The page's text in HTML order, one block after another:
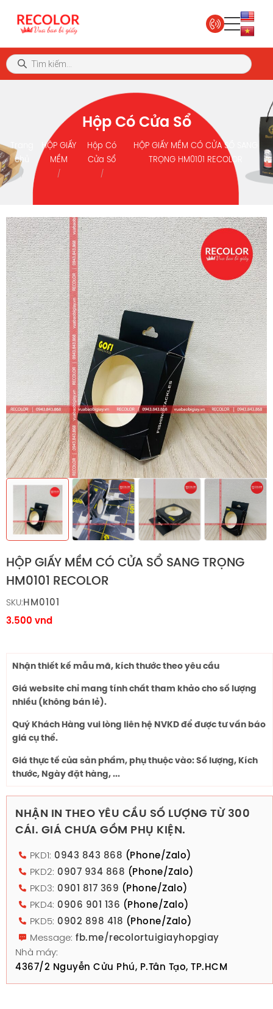
Hộp Có Cửa Sổ
Trang
chủ
HỘP GIẤY
MỀM
Hộp Có
Cửa Sổ
HỘP GIẤY MỀM CÓ CỬA SỔ SANG
TRỌNG HM0101 RECOLOR
HỘP GIẤY MỀM CÓ CỬA SỔ SANG TRỌNG
HM0101 RECOLOR
SKU:HM0101
3.500 vnd
Nhận thiết kế mẫu mã, kích thước theo yêu cầu
Giá website chỉ mang tính chất tham khảo cho số lượng
nhiều (không bán lẻ).
Quý Khách Hàng vui lòng liên hệ NVKD để được tư vấn báo
giá cụ thể.
Giá thực tế của sản phẩm, phụ thuộc vào: Số lượng, Kích
thước, Ngày đặt hàng, ...
NHẬN IN THEO YÊU CẦU SỐ LƯỢNG TỪ 300
CÁI. GIÁ CHƯA GỒM PHỤ KIỆN.
PKD1: 0943 843 868 (Phone/Zalo)
PKD2: 0907 934 868 (Phone/Zalo)
PKD3: 0901 817 369 (Phone/Zalo)
PKD4: 0906 901 136 (Phone/Zalo)
PKD5: 0902 898 418 (Phone/Zalo)
Message: fb.me/recolortuigiayhopgiay
Nhà máy:
4367/2 Nguyễn Cửu Phú, P.Tân Tạo, TP.HCM